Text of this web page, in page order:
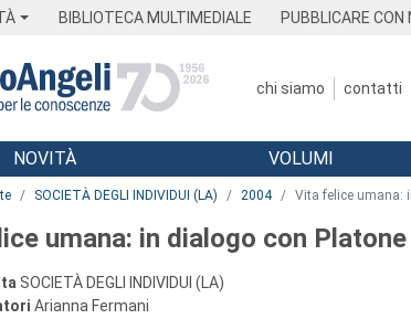
BIBLIOTECA MULTIMEDIALE PUBBLICARE CON
chi siamo contatti
NOVITÀ VOLUMI
SOCIETÀ DEGLI INDIVIDUI (LA) 2004 Vita felice umana:
umana: in dialogo con
SOCIETÀ DEGLI INDIVIDUI (LA)
Arianna Fermani